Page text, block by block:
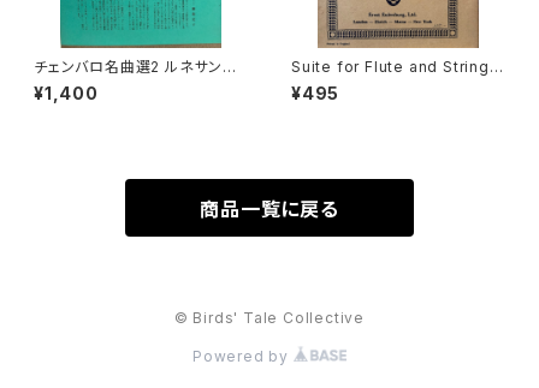
チェンバロ名曲選2 ルネサンス
からロココまで【編集：野村満
男】出版：東京コレギウム 199
¥1,400
Suite for Flute and String
Orchestra A-moll【著者：TEL
EMANN】出版社：Edition Eule
¥495
商品一覧に戻る
© Birds' Tale Collective
Powered by